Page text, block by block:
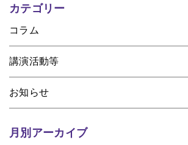
カテゴリー
コラム
講演活動等
お知らせ
月別アーカイブ